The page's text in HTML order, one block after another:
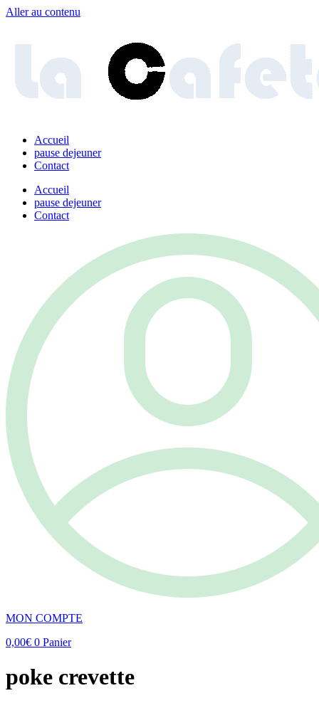
Aller au contenu
Accueil
pause dejeuner
Contact
Accueil
pause dejeuner
Contact
MON COMPTE
0,00€ 0 Panier
poke crevette